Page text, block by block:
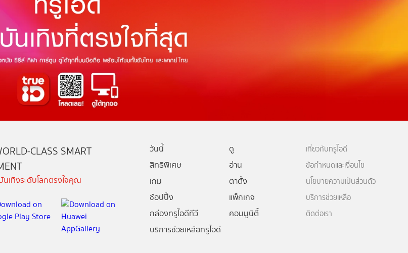
CLASS SMART
เทิงระดับโลกตรงใจคุณ
วันนี้
ดู
สิทธิพิเศษ
อ่าน
เกม
ตาตั้ง
ช้อปปิ้ง
แพ็กเกจ
กล่องทรูไอดีทีวี
คอมมูนิตี้
บริการช่วยเหลือทรูไอดี
เกี่ยวกับทรูไอดี
ข้อกำหนดและเงื่อนไข
นโยบายความเป็นส่วนตัว
บริการช่วยเหลือ
ติดต่อเรา